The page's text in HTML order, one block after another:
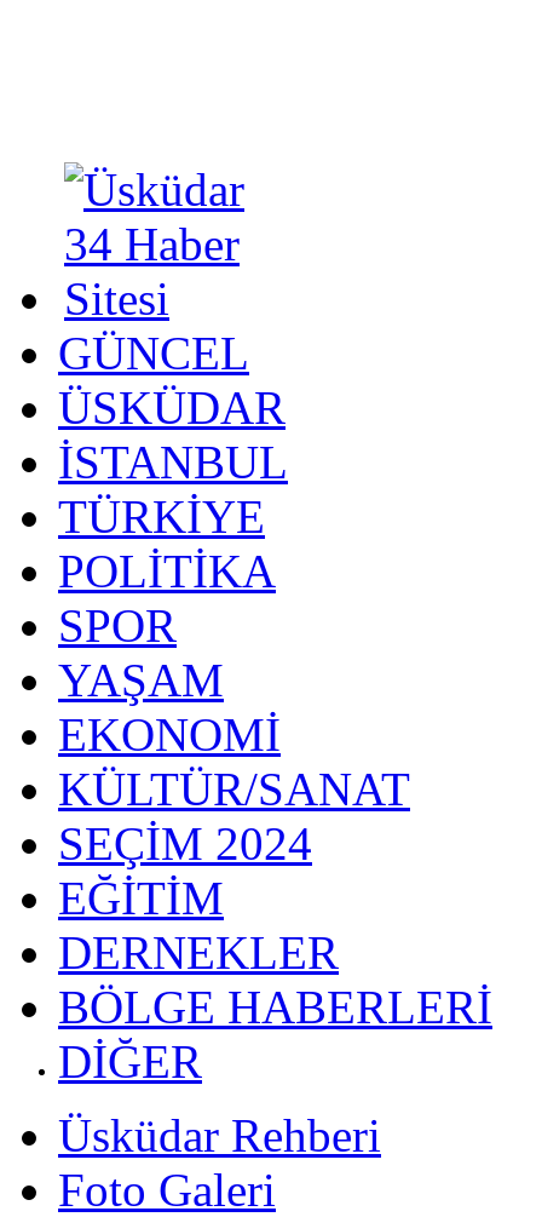
GÜNCEL
ÜSKÜDAR
İSTANBUL
TÜRKİYE
POLİTİKA
SPOR
YAŞAM
EKONOMİ
KÜLTÜR/SANAT
SEÇİM 2024
EĞİTİM
DERNEKLER
BÖLGE HABERLERİ
DİĞER
Üsküdar Rehberi
Foto Galeri